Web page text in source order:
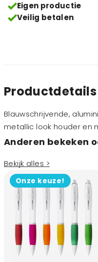
Eigen productie
Veilig betalen
Productdetails
Blauwschrijvende,
metallic look houder en
Anderen bekeken
Bekijk alles >
Onze keuze!